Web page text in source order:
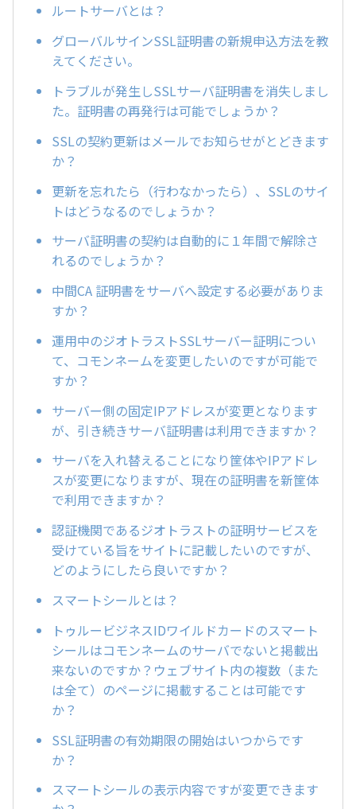
ルートサーバとは？
グローバルサインSSL証明書の新規申込方法を教
えてください。
トラブルが発生しSSLサーバ証明書を消失しまし
た。証明書の再発行は可能でしょうか？
SSLの契約更新はメールでお知らせがとどきます
か？
更新を忘れたら（行わなかったら）、SSLのサイ
トはどうなるのでしょうか？
サーバ証明書の契約は自動的に１年間で解除さ
れるのでしょうか？
中間CA 証明書をサーバへ設定する必要がありま
すか？
運用中のジオトラストSSLサーバー証明につい
て、コモンネームを変更したいのですが可能で
すか？
サーバー側の固定IPアドレスが変更となります
が、引き続きサーバ証明書は利用できますか？
サーバを入れ替えることになり筐体やIPアドレ
スが変更になりますが、現在の証明書を新筐体
で利用できますか？
認証機関であるジオトラストの証明サービスを
受けている旨をサイトに記載したいのですが、
どのようにしたら良いですか？
スマートシールとは？
トゥルービジネスIDワイルドカードのスマート
シールはコモンネームのサーバでないと掲載出
来ないのですか？ウェブサイト内の複数（また
は全て）のページに掲載することは可能です
か？
SSL証明書の有効期限の開始はいつからです
か？
スマートシールの表示内容ですが変更できます